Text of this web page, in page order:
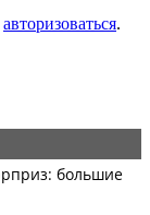
авторизоваться.